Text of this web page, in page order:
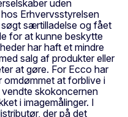
uden
Erhvervsstyrelsen
særtilladelse og fået
for at kunne beskytte
har haft et mindre
salg af produkter eller
at gøre. For Ecco har
at forblive i
skokoncernen
i imagemålinger. I
der på det